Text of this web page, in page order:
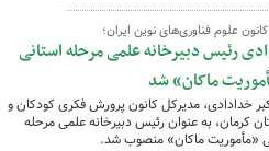
علوم فناوری‌های نوین ایران؛
رئیس دبیرخانه علمی مرحله استانی
ماکان» شد
خدادادی، مدیرکل کانون پرورش فکری کودکان و
کرمان، به عنوان رئیس دبیرخانه علمی مرحله
«مأموریت ماکان» منصوب شد.